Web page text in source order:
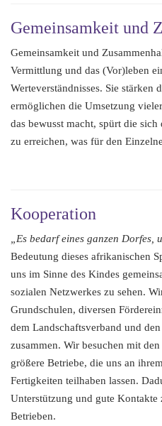
Gemeinsamkeit und
Gemeinsamkeit und
Vermittlung und das (Vor)leben
Werteverständnisses. Sie stärken
ermöglichen die Umsetzung
das bewusst macht, spürt die sich
zu erreichen, was für den
Kooperation
„Es bedarf eines ganzen Dorfes,
Bedeutung dieses afrikanischen
uns im Sinne des Kindes
sozialen Netzwerkes zu sehen.
Grundschulen, diversen
dem Landschaftsverband und
zusammen. Wir besuchen mit
größere Betriebe, die uns an
Fertigkeiten teilhaben lassen.
Unterstützung und gute Kontakte
Betrieben.